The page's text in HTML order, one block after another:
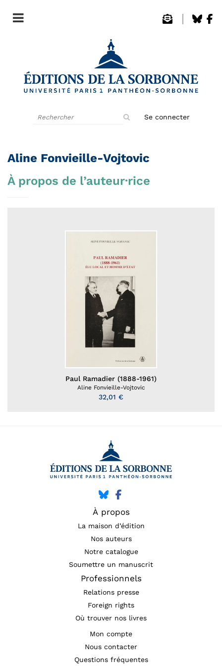
Se connecter
Aline Fonvieille-Vojtovic
À propos de l’auteur·rice
Paul Ramadier (1888-1961)
Aline Fonvieille-Vojtovic
32,01 €
À propos
La maison d’édition
Nos auteurs
Notre catalogue
Soumettre un manuscrit
Professionnels
Relations presse
Foreign rights
Où trouver nos livres
Mon compte
Nous contacter
Questions fréquentes